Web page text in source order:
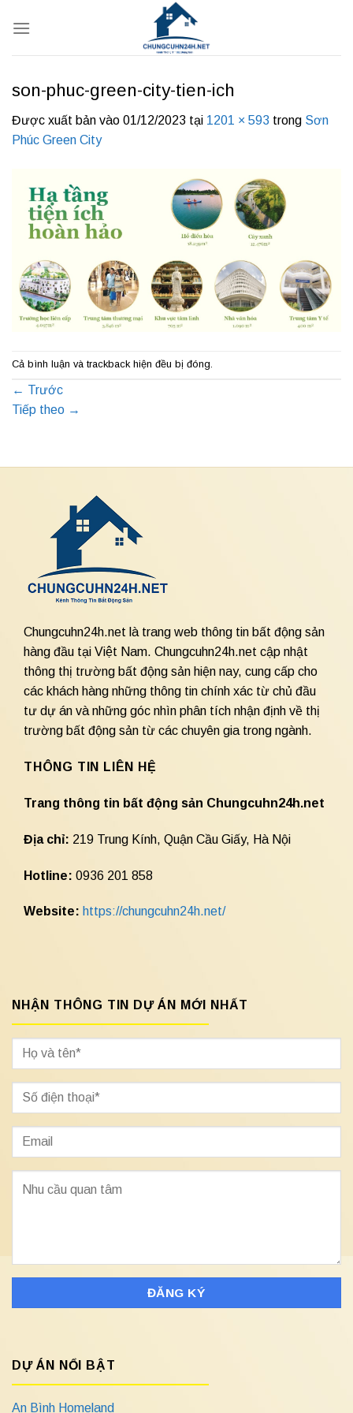
qua
son-phuc-green-city-tien-ich
Được xuất bản vào 01/12/2023 tại 1201 × 593 trong Sơn
Phúc Green City
Cả bình luận và trackback hiện đều bị đóng.
← Trước
Tiếp theo →
Chungcuhn24h.net là trang web thông tin bất động sản
hàng đầu tại Việt Nam. Chungcuhn24h.net cập nhật
thông thị trường bất động sản hiện nay, cung cấp cho
các khách hàng những thông tin chính xác từ chủ đầu
tư dự án và những góc nhìn phân tích nhận định về thị
trường bất động sản từ các chuyên gia trong ngành.
THÔNG TIN LIÊN HỆ
Trang thông tin bất động sản Chungcuhn24h.net
Địa chỉ: 219 Trung Kính, Quận Cầu Giấy, Hà Nội
Hotline: 0936 201 858
Website: https://chungcuhn24h.net/
NHẬN THÔNG TIN DỰ ÁN MỚI NHẤT
DỰ ÁN NỔI BẬT
An Bình Homeland